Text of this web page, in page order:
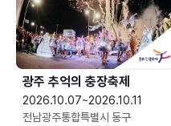
광주 추억의 충장축제
2026.10.07~2026.10.11
전남광주통합특별시 동구